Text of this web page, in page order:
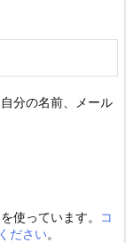
分の名前、メール
使っています。
コ
ださい。